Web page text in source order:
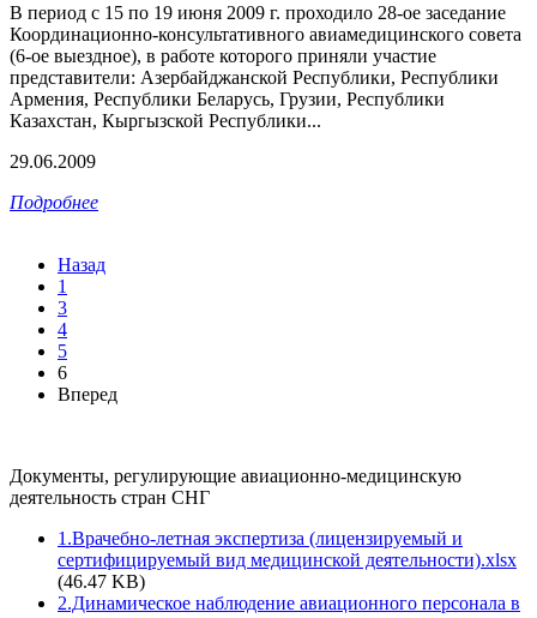
В период с 15 по 19 июня 2009 г. проходило 28-ое заседание
Координационно-консультативного авиамедицинского совета
(6-ое выездное), в работе которого приняли участие
представители: Азербайджанской Республики, Республики
Армения, Республики Беларусь, Грузии, Республики
Казахстан, Кыргызской Республики...
29.06.2009
Подробнее
Назад
1
3
4
5
6
Вперед
Документы, регулирующие авиационно-медицинскую
деятельность стран СНГ
1.Врачебно-летная экспертиза (лицензируемый и
сертифицируемый вид медицинской деятельности).xlsx
(46.47 KB)
2.Динамическое наблюдение авиационного персонала в